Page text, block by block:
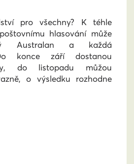
pro všechny? K téhle
hlasování může
Australan a každá
konce září dostanou
do listopadu můžou
o výsledku rozhodne